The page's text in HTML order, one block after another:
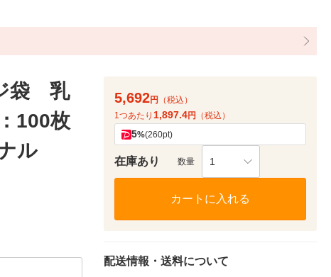
袋 乳
100枚
ル
5,692円
（税込）
1つあたり 1,897.4円 （税込）
5%(260pt)
在庫あり 数量 1
カートに入れる
配送情報・送料について